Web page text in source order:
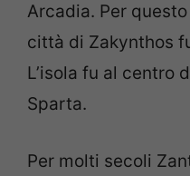
Arcadia. Per
città di Zakynthos
L’isola fu al centro
Sparta.
Per molti secoli